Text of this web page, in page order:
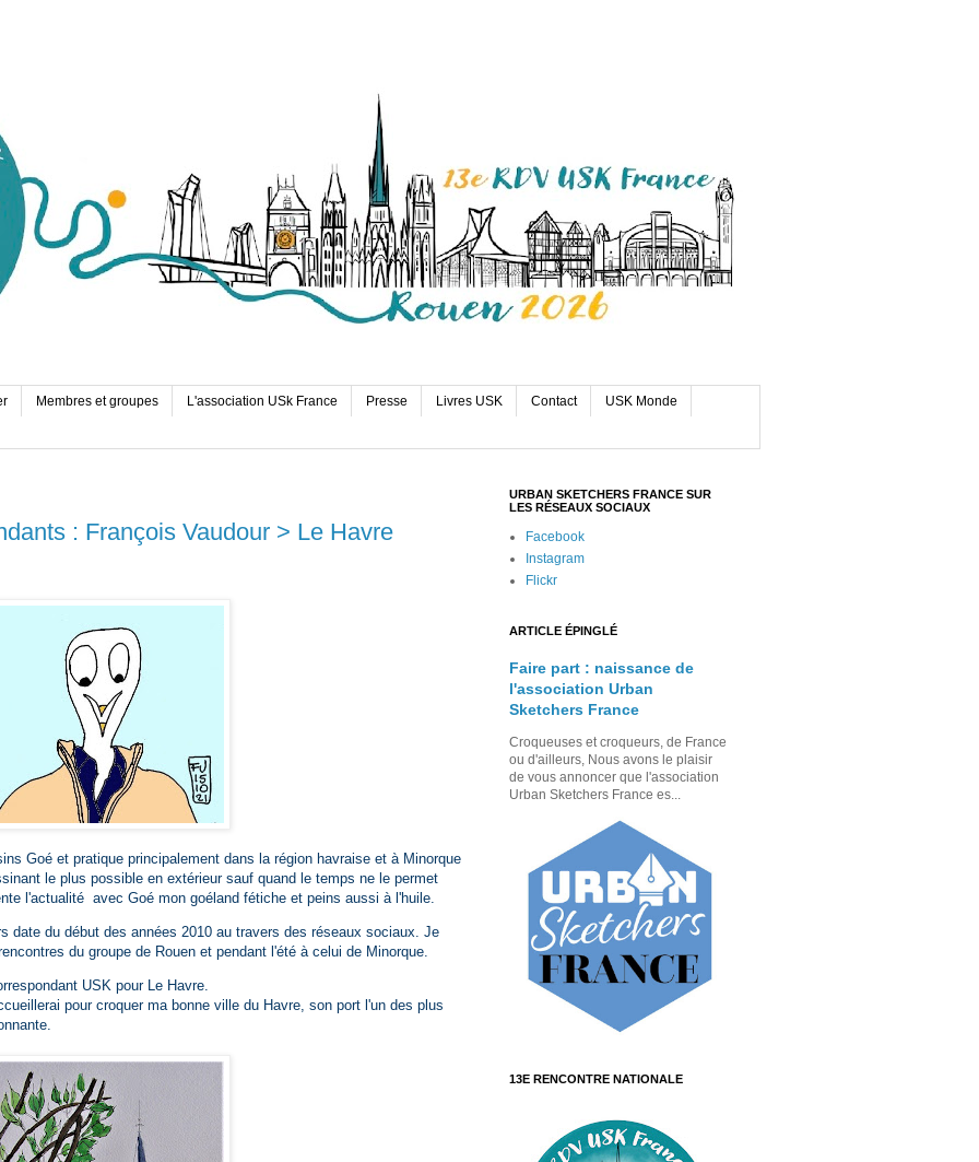
Membres et groupes L'association USk France Presse Livres USK Contact USK Monde
: François Vaudour > Le Havre
Goé et pratique principalement dans la région havraise et à Minorque
le plus possible en extérieur sauf quand le temps ne le permet
l'actualité avec Goé mon goéland fétiche et peins aussi à l'huile.
date du début des années 2010 au travers des réseaux sociaux. Je
du groupe de Rouen et pendant l'été à celui de Minorque.
USK pour Le Havre.
pour croquer ma bonne ville du Havre, son port l'un des plus
URBAN SKETCHERS FRANCE SUR
LES RÉSEAUX SOCIAUX
Facebook
Instagram
Flickr
ARTICLE ÉPINGLÉ
Faire part : naissance de
l'association Urban
Sketchers France
Croqueuses et croqueurs, de France
ou d'ailleurs, Nous avons le plaisir
de vous annoncer que l'association
Urban Sketchers France es...
13E RENCONTRE NATIONALE